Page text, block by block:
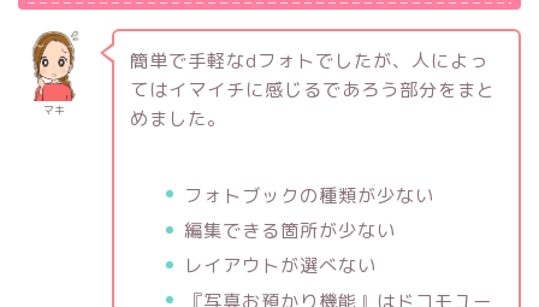
マキ
簡単で手軽なdフォトでしたが、人によっ
てはイマイチに感じるであろう部分をまと
めました。
フォトブックの種類が少ない
編集できる箇所が少ない
レイアウトが選べない
『写真お預かり機能』はドコモユー